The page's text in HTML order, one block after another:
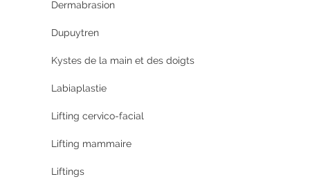
Dermabrasion
Dupuytren
Kystes de la main et des doigts
Labiaplastie
Lifting cervico-facial
Lifting mammaire
Liftings